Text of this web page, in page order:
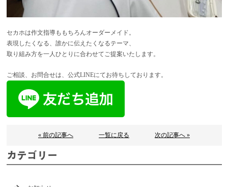
セカホは作文指導ももちろんオーダーメイド。
表現したくなる、誰かに伝えたくなるテーマ、
取り組み方を一人ひとりに合わせてご提案いたします。
ご相談、お問合せは、公式LINEにてお待ちしております。
« 前の記事へ 一覧に戻る 次の記事へ »
カテゴリー